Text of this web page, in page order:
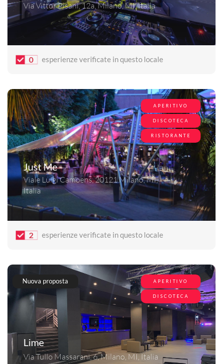
Via Vittor Pisani, 12a, Milano, MI, Italia
0 esperienze verificate in questo locale
APERITIVO
DISCOTECA
RISTORANTE
Just Me
Viale Luigi Camoens, 20121 Milano, MI,
Italia
2 esperienze verificate in questo locale
Nuova proposta APERITIVO
DISCOTECA
Lime
Via Tullo Massarani, 6, Milano, MI, Italia